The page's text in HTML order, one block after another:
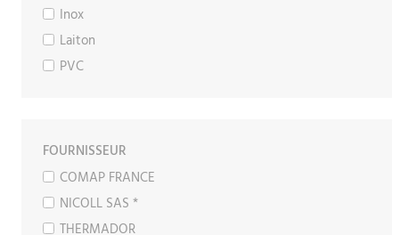
Inox
Laiton
PVC
FOURNISSEUR
COMAP FRANCE
NICOLL SAS *
THERMADOR